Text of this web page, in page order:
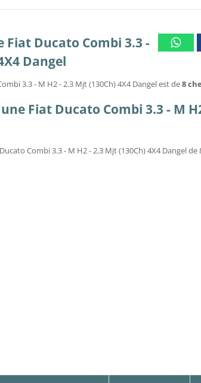
Fiat Ducato Combi 3.3 -
Dangel
3.3 - M H2 - 2.3 Mjt (130Ch) 4X4 Dangel est de8
Fiat Ducato Combi 3.3 - M
Combi 3.3 - M H2 - 2.3 Mjt (130Ch) 4X4 Dangel de